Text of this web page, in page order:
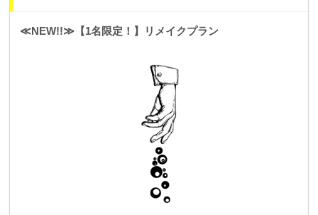
それがspoon+にとってのワンマンショーです。
そして私が私であるために、私はクリエイティブし続けます。
それ以外に私ができることはないです。
宇宙も愛情も、恥じらいも怒りも全部見せます！
絶対スペクタクル！超超超めくるめく感情ゆさぶる夜にするこ
≪NEW!!≫【1名限定！】リメイクプラン